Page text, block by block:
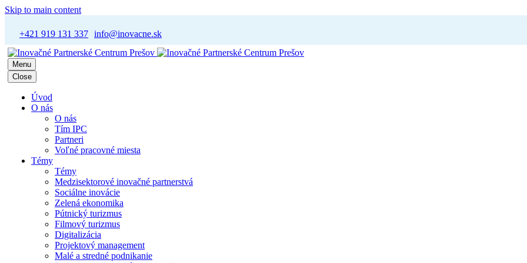
Skip to main content
+421 919 131 337 info@inovacne.sk
Menu
Close
Úvod
O nás
O nás
Tím IPC
Partneri
Voľné pracovné miesta
Témy
Témy
Medzisektorové inovačné partnerstvá
Sociálne inovácie
Zelená ekonomika
Pútnický turizmus
Filmový turizmus
Digitalizácia
Projektový management
Malé a stredné podnikanie